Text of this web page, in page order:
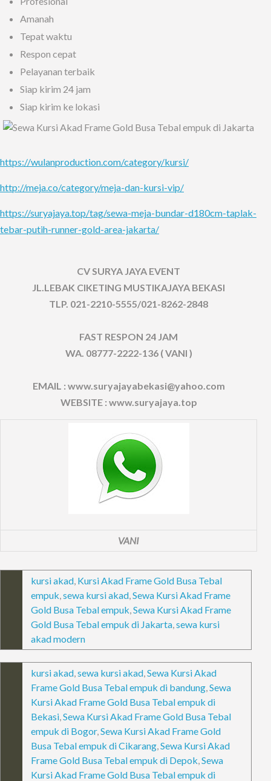
Amanah
Tepat waktu
Respon cepat
Pelayanan terbaik
Siap kirim 24 jam
Siap kirim ke lokasi
https://wulanproduction.com/category/kursi/
http://meja.co/category/meja-dan-kursi-vip/
https://suryajaya.top/tag/sewa-meja-bundar-d180cm-taplak-
tebar-putih-runner-gold-area-jakarta/
CV SURYA JAYA EVENT
JL.LEBAK CIKETING MUSTIKAJAYA BEKASI
TLP. 021-2210-5555/021-8262-2848
FAST RESPON 24 JAM
WA. 08777-2222-136 ( VANI )
EMAIL : www.suryajayabekasi@yahoo.com
WEBSITE : www.suryajaya.top
VANI
kursi akad, Kursi Akad Frame Gold Busa Tebal
empuk,sewa kursi akad,Sewa Kursi Akad Frame
Gold Busa Tebal empuk,Sewa Kursi Akad Frame
Gold Busa Tebal empuk di Jakarta,sewa kursi
akad modern
kursi akad,sewa kursi akad,Sewa Kursi Akad
Frame Gold Busa Tebal empuk di bandung,Sewa
Kursi Akad Frame Gold Busa Tebal empuk di
Bekasi,Sewa Kursi Akad Frame Gold Busa Tebal
empuk di Bogor,Sewa Kursi Akad Frame Gold
Busa Tebal empuk di Cikarang,Sewa Kursi Akad
Frame Gold Busa Tebal empuk di Depok,Sewa
Kursi Akad Frame Gold Busa Tebal empuk di